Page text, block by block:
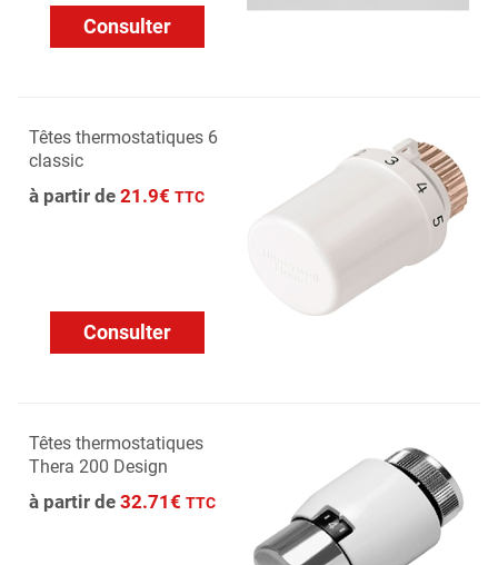
Consulter
Têtes thermostatiques 6
classic
à partir de 21.9€ TTC
Consulter
Têtes thermostatiques
Thera 200 Design
à partir de 32.71€ TTC